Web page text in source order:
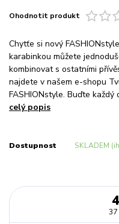
Ohodnotit produkt
Chytťe si nový
karabinkou můžete
kombinovat s ostatními
najdete v našem e-shopu
FASHIONstyle. Buďte
celý popis
Dostupnost SKLADEM
37